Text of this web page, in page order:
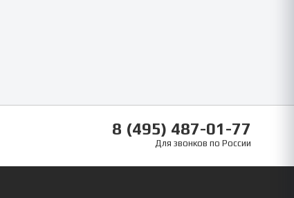
8 (495) 487-01-77
Для звонков по России